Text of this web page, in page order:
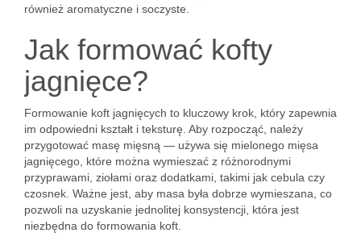
również aromatyczne i soczyste.
Jak formować kofty
jagnięce?
Formowanie koft jagnięcych to kluczowy krok, który zapewnia
im odpowiedni kształt i teksturę. Aby rozpocząć, należy
przygotować masę mięsną — używa się mielonego mięsa
jagnięcego, które można wymieszać z różnorodnymi
przyprawami, ziołami oraz dodatkami, takimi jak cebula czy
czosnek. Ważne jest, aby masa była dobrze wymieszana, co
pozwoli na uzyskanie jednolitej konsystencji, która jest
niezbędna do formowania koft.